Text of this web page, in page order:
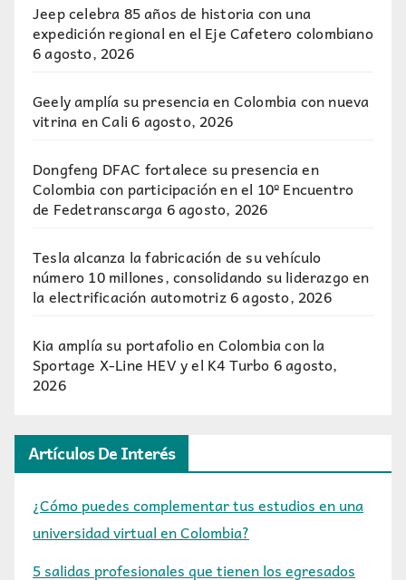
Jeep celebra 85 años de historia con una
expedición regional en el Eje Cafetero colombiano
6 agosto, 2026
Geely amplía su presencia en Colombia con nueva
vitrina en Cali 6 agosto, 2026
Dongfeng DFAC fortalece su presencia en
Colombia con participación en el 10º Encuentro
de Fedetranscarga6 agosto, 2026
Tesla alcanza la fabricación de su vehículo
número 10 millones, consolidando su liderazgo en
la electrificación automotriz6 agosto, 2026
Kia amplía su portafolio en Colombia con la
Sportage X-Line HEV y el K4 Turbo6 agosto,
2026
Artículos De Interés
¿Cómo puedes complementar tus estudios en una
universidad virtual en Colombia?
5 salidas profesionales que tienen los egresados